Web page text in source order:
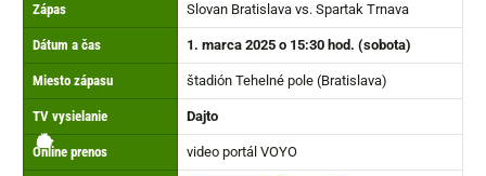
⚽
⏩
Zápas Slovan Bratislava vs. Spartak Trnava
⏰
Dátum a čas 1. marca 2025 o 15:30 hod. (sobota)
🏟️
Miesto zápasu štadión Tehelné pole (Bratislava)
📺
TV vysielanie
Dajto
✅
Online prenos video portál VOYO
▶️
👉
🤑
🔴